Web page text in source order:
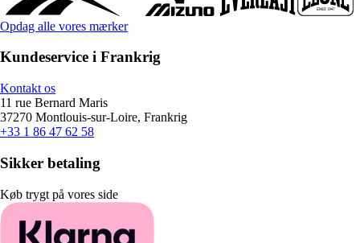
Opdag alle vores mærker
Kundeservice i Frankrig
Kontakt os
11 rue Bernard Maris
37270 Montlouis-sur-Loire, Frankrig
+33 1 86 47 62 58
Sikker betaling
Køb trygt på vores side